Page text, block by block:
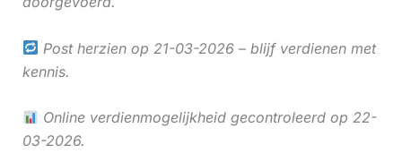
Post herzien op 21-03-2026 – blijf verdienen met
kennis.
Online verdienmogelijkheid gecontroleerd op 22-
03-2026.